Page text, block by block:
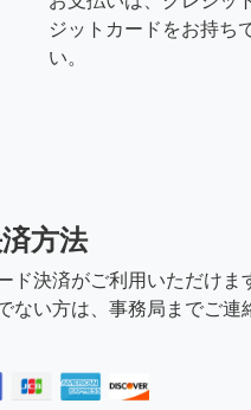
ジットカードをお持ち
い。
方法
ド決済がご利用いただけま
ない方は、事務局までご連